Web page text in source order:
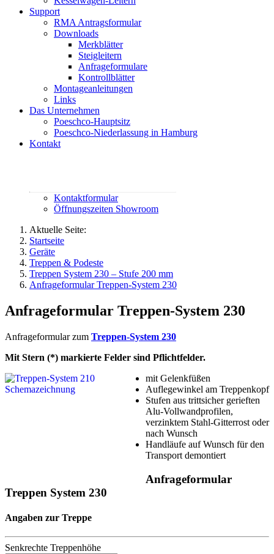
Support
RMA Antragsformular
Downloads
Merkblätter
Steigleitern
Anfrageformulare
Kontrollblätter
Montageanleitungen
Links
Das Unternehmen
Poeschco-Hauptsitz
Poeschco-Niederlassung in Hamburg
Kontakt
Kontaktformular
Öffnungszeiten Showroom
Aktuelle Seite:
Startseite
Geräte
Treppen & Podeste
Treppen System 230 – Stufe 200 mm
Anfrageformular Treppen-System 230
Anfrageformular Treppen-System 230
Anfrageformular zum Treppen-System 230
Mit Stern (*) markierte Felder sind Pflichtfelder.
mit Gelenkfüßen
Auflegewinkel am Treppenkopf
Stufen aus trittsicher gerieften
Alu-Vollwandprofilen,
verzinktem Stahl-Gitterrost oder
nach Wunsch
Handläufe auf Wunsch für den
Transport demontiert
Anfrageformular
Treppen System 230
Angaben zur Treppe
Senkrechte Treppenhöhe